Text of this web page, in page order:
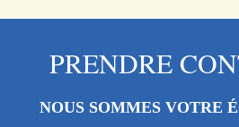
PRENDRE
NOUS SOMMES VOTRE